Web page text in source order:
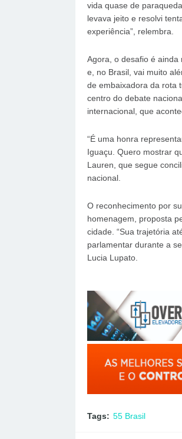
vida quase de
levava jeito e resolvi
experiência”, relembra.
Agora, o desafio é ainda
e, no Brasil, vai muito
de embaixadora da rota
centro do debate
internacional, que
“É uma honra
Iguaçu. Quero mostrar
Lauren, que segue
nacional.
O reconhecimento por
homenagem, proposta
cidade. “Sua trajetória
parlamentar durante a
Lucia Lupato.
Tags: 55 Brasil